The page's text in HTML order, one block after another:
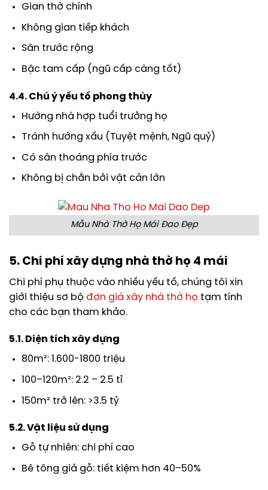
Gian thờ chính
Không gian tiếp khách
Sân trước rộng
Bậc tam cấp (ngũ cấp càng tốt)
4.4. Chú ý yếu tố phong thủy
Hướng nhà hợp tuổi trưởng họ
Tránh hướng xấu (Tuyệt mệnh, Ngũ quỷ)
Có sân thoáng phía trước
Không bị chắn bởi vật cản lớn
Mẫu Nhà Thờ Họ Mái Đao Đẹp
5. Chi phí xây dựng nhà thờ họ 4 mái
Chi phí phụ thuộc vào nhiều yếu tố, chúng tôi xin
giới thiệu sơ bộ đơn giá xây nhà thờ họ tạm tính
cho các bạn tham khảo.
5.1. Diện tích xây dựng
80m²: 1.600-1800 triệu
100–120m²: 2.2 – 2.5 tỉ
150m² trở lên: >3.5 tỷ
5.2. Vật liệu sử dụng
Gỗ tự nhiên: chi phí cao
Bê tông giả gỗ: tiết kiệm hơn 40–50%